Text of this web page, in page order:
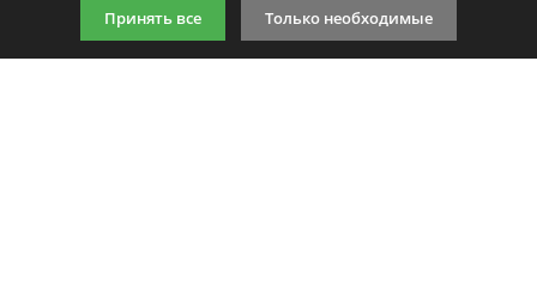
Принять все Только необходимые